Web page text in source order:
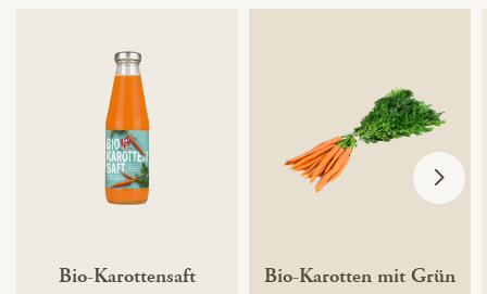
Bio-Karottensaft Bio-Karotten mit Grün